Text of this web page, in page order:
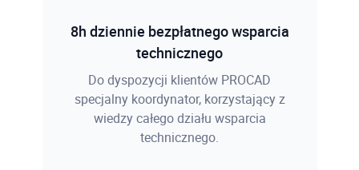
8h dziennie bezpłatnego wsparcia
technicznego
Do dyspozycji klientów PROCAD
specjalny koordynator, korzystający z
wiedzy całego działu wsparcia
technicznego.